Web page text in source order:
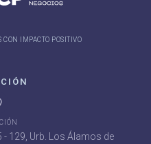
CON IMPACTO POSITIVO
- 129, Urb. Los Álamos de